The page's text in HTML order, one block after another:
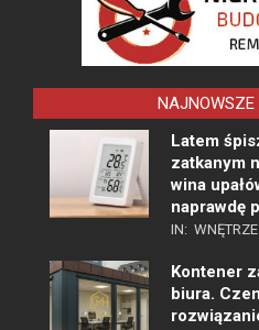
NAJNOWSZE
Latem
zatkanym
wina
naprawdę
IN:
Kontener
biura.